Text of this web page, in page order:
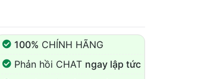
100% CHÍNH HÃNG
Phản hồi CHAT ngay lập tức